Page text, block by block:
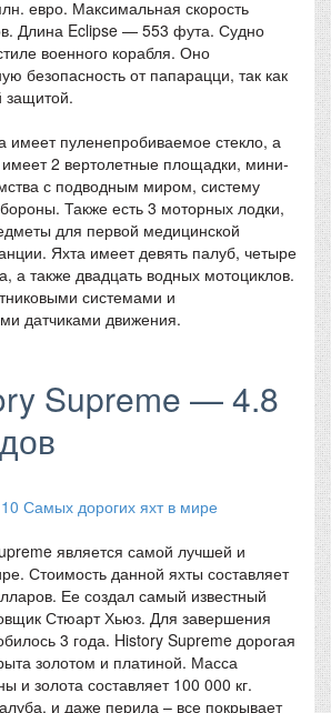
евро. Максимальная скорость
Длина Eclipse — 553 фута. Судно
военного корабля. Оно
безопасность от папарацци, так как
защитой.
имеет пуленепробиваемое стекло, а
2 вертолетные площадки, мини-
с подводным миром, систему
Также есть 3 моторных лодки,
для первой медицинской
Яхта имеет девять палуб, четыре
а также двадцать водных мотоциклов.
системами и
датчиками движения.
Supreme — 4.8
является самой лучшей и
Стоимость данной яхты составляет
Ее создал самый известный
Стюарт Хьюз. Для завершения
3 года. History Supreme дорогая
золотом и платиной. Масса
и золота составляет 100 000 кг.
и даже перила – все покрывает